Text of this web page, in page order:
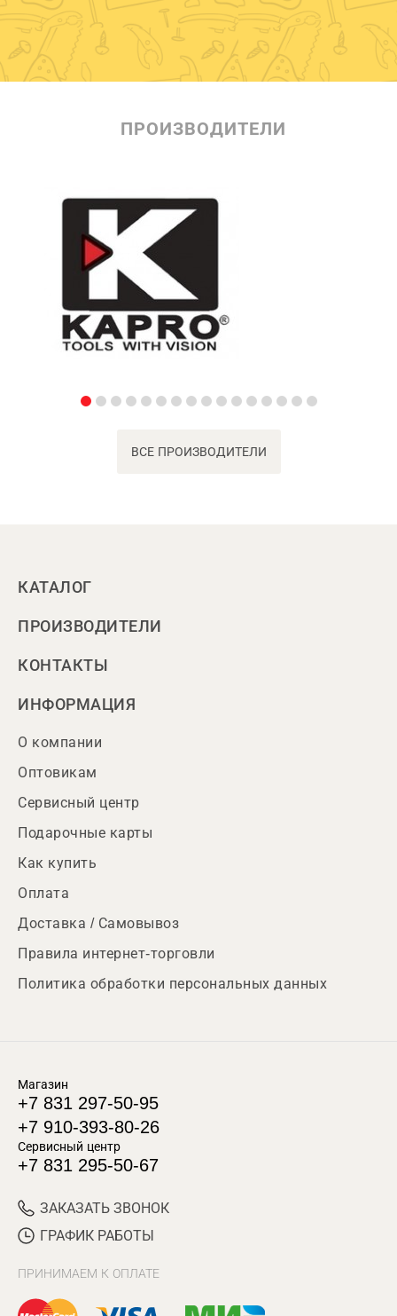
ПРОИЗВОДИТЕЛИ
ВСЕ ПРОИЗВОДИТЕЛИ
КАТАЛОГ
ПРОИЗВОДИТЕЛИ
КОНТАКТЫ
ИНФОРМАЦИЯ
О компании
Оптовикам
Сервисный центр
Подарочные карты
Как купить
Оплата
Доставка / Самовывоз
Правила интернет-торговли
Политика обработки персональных данных
Магазин
+7 831 297-50-95
+7 910-393-80-26
Сервисный центр
+7 831 295-50-67
ЗАКАЗАТЬ ЗВОНОК
ГРАФИК РАБОТЫ
ПРИНИМАЕМ К ОПЛАТЕ